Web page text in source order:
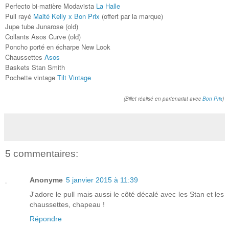
Perfecto bi-matière Modavista La Halle
Pull rayé Maité Kelly x Bon Prix (offert par la marque)
Jupe tube Junarose (old)
Collants Asos Curve (old)
Poncho porté en écharpe New Look
Chaussettes Asos
Baskets Stan Smith
Pochette vintage Tilt Vintage
(Billet réalisé en partenariat avec Bon Prix)
5 commentaires:
Anonyme 5 janvier 2015 à 11:39
J'adore le pull mais aussi le côté décalé avec les Stan et les
chaussettes, chapeau !
Répondre